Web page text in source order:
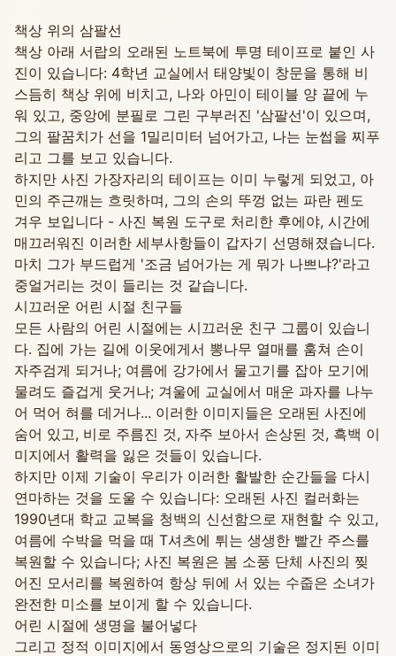
책상 위의 삼팔선
책상 아래 서랍의 오래된 노트북에 투명 테이프로 붙인 사
진이 있습니다: 4학년 교실에서 태양빛이 창문을 통해 비
스듬히 책상 위에 비치고, 나와 아민이 테이블 양 끝에 누
워 있고, 중앙에 분필로 그린 구부러진 '삼팔선'이 있으며,
그의 팔꿈치가 선을 1밀리미터 넘어가고, 나는 눈썹을 찌푸
리고 그를 보고 있습니다.
하지만 사진 가장자리의 테이프는 이미 누렇게 되었고, 아
민의 주근깨는 흐릿하며, 그의 손의 뚜껑 없는 파란 펜도
겨우 보입니다 - 사진 복원 도구로 처리한 후에야, 시간에
매끄러워진 이러한 세부사항들이 갑자기 선명해졌습니다.
마치 그가 부드럽게 '조금 넘어가는 게 뭐가 나쁘냐?'라고
중얼거리는 것이 들리는 것 같습니다.
시끄러운 어린 시절 친구들
모든 사람의 어린 시절에는 시끄러운 친구 그룹이 있습니
다. 집에 가는 길에 이웃에게서 뽕나무 열매를 훔쳐 손이
자주검게 되거나; 여름에 강가에서 물고기를 잡아 모기에
물려도 즐겁게 웃거나; 겨울에 교실에서 매운 과자를 나누
어 먹어 혀를 데거나... 이러한 이미지들은 오래된 사진에
숨어 있고, 비로 주름진 것, 자주 보아서 손상된 것, 흑백 이
미지에서 활력을 잃은 것들이 있습니다.
하지만 이제 기술이 우리가 이러한 활발한 순간들을 다시
연마하는 것을 도울 수 있습니다: 오래된 사진 컬러화는
1990년대 학교 교복을 청백의 신선함으로 재현할 수 있고,
여름에 수박을 먹을 때 T셔츠에 튀는 생생한 빨간 주스를
복원할 수 있습니다; 사진 복원은 봄 소풍 단체 사진의 찢
어진 모서리를 복원하여 항상 뒤에 서 있는 수줍은 소녀가
완전한 미소를 보이게 할 수 있습니다.
어린 시절에 생명을 불어넣다
그리고 정적 이미지에서 동영상으로의 기술은 정지된 이미